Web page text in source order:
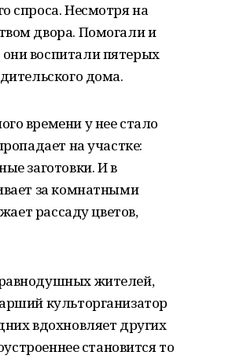
спроса. Несмотря на
двора. Помогали и
воспитали пятерых
дома.
времени у нее стало
на участке:
заготовки. И в
за комнатными
рассаду цветов,
жителей,
культорганизатор
вдохновляет других
становится то